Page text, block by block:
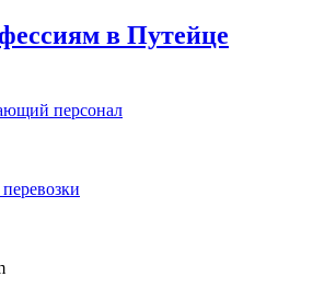
в Путейце
персонал